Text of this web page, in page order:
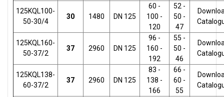
125KQL100-
50-30/4
30 1480 DN 125
60 -
100 -
120
52 -
50 -
47
125KQL160-
50-37/2
37 2960 DN 125
96 -
160 -
192
55 -
50 -
46
125KQL138-
60-37/2
37 2960 DN 125
83 -
138 -
166
66 -
60 -
55